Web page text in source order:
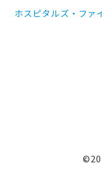
ホスピタルズ・ファ